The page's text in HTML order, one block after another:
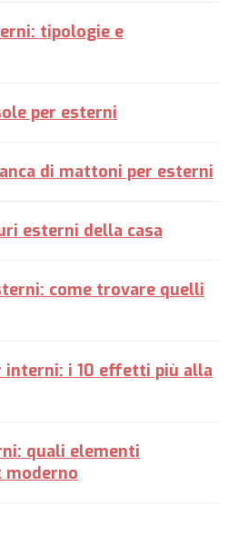
tipologie e
per esterni
di mattoni per esterni
esterni della casa
come trovare quelli
i 10 effetti più alla
quali elementi